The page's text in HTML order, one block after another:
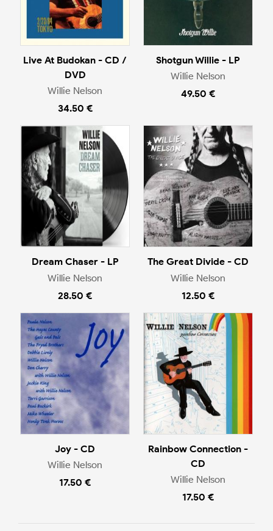
Live At Budokan - CD /
DVD
Willie Nelson
34.50 €
Shotgun Willie - LP
Willie Nelson
49.50 €
Dream Chaser - LP
Willie Nelson
28.50 €
The Great Divide - CD
Willie Nelson
12.50 €
Joy - CD
Willie Nelson
17.50 €
Rainbow Connection -
CD
Willie Nelson
17.50 €